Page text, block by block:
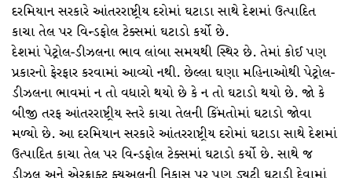
દરમિયાન સરકારે આંતરરાષ્ટ્રીય દરોમાં ઘટાડા સાથે દેશમાં ઉત્પાદિત
કાચા તેલ પર વિન્ડફોલ ટેક્સમાં ઘટાડો કર્યો છે.
દેશમાં પેટ્રોલ-ડીઝલના ભાવ લાંબા સમયથી સ્થિર છે. તેમાં કોઈ પણ
પ્રકારનો ફેરફાર કરવામાં આવ્યો નથી. છેલ્લા ઘણા મહિનાઓથી પેટ્રોલ-
ડીઝલના ભાવમાં ન તો વધારો થયો છે કે ન તો ઘટાડો થયો છે. જો કે
બીજી તરફ આંતરરાષ્ટ્રીય સ્તરે કાચા તેલની કિંમતોમાં ઘટાડો જોવા
મળ્યો છે. આ દરમિયાન સરકારે આંતરરાષ્ટ્રીય દરોમાં ઘટાડા સાથે દેશમાં
ઉત્પાદિત કાચા તેલ પર વિન્ડફોલ ટેક્સમાં ઘટાડો કર્યો છે. સાથે જ